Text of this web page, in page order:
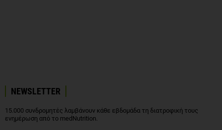
NEWSLETTER
15.000 συνδρομητές λαμβάνουν κάθε εβδομάδα τη διατροφική τους
ενημέρωση από το medNutrition.